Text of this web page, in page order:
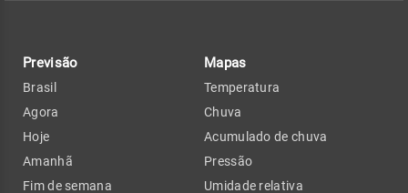
Previsão
Brasil
Agora
Hoje
Amanhã
Fim de semana
Mapas
Temperatura
Chuva
Acumulado de chuva
Pressão
Umidade relativa